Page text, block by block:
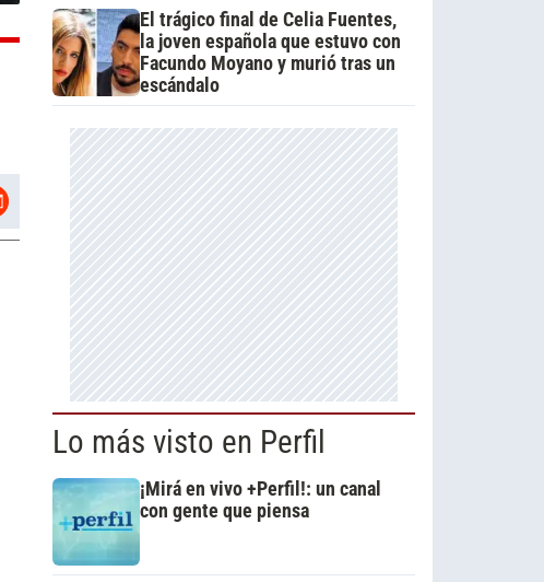
El trágico final de Celia Fuentes,
la joven española que estuvo con
Facundo Moyano y murió tras un
escándalo
Lo más visto en Perfil
¡Mirá en vivo +Perfil!: un canal
con gente que piensa